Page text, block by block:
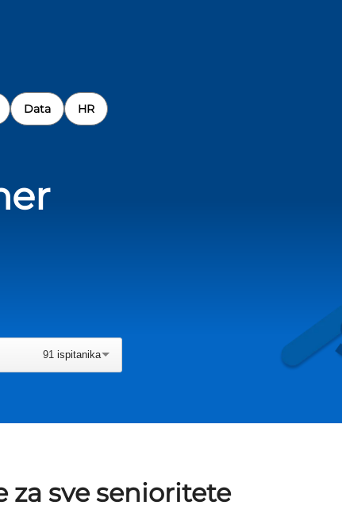
Data HR
91 ispitanika
za sve senioritete